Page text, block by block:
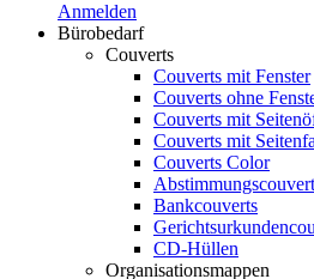
Anmelden
Bürobedarf
Couverts
Couverts mit Fenster
Couverts ohne
Couverts mit
Couverts mit
Couverts Color
Bankcouverts
CD-Hüllen
Organisationsmappen